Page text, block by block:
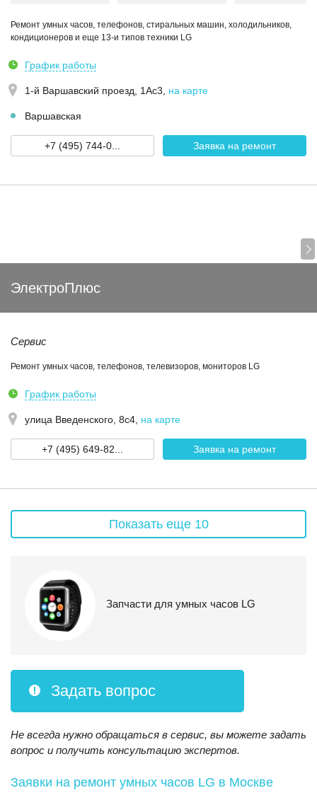
Ремонт умных часов, телефонов, стиральных машин, холодильников,
кондиционеров и еще 13-и типов техники LG
График работы
1-й Варшавский проезд, 1Ас3 на карте
Варшавская
+7 (495) 744-0... Заявка на ремонт
ЭлектроПлюс
Сервис
Ремонт умных часов, телефонов, телевизоров, мониторов LG
График работы
улица Введенского, 8с4 на карте
+7 (495) 649-82... Заявка на ремонт
Показать еще 10
Запчасти для умных часов LG
Задать вопрос
Не всегда нужно обращаться в сервис, вы можете задать
вопрос и получить консультацию экспертов.
Заявки на ремонт умных часов LG в Москве